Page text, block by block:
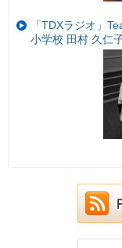
「TDXラジオ」
小学校 田村 久仁